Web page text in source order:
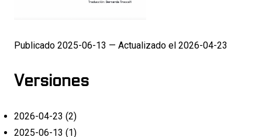
Publicado 2025-06-13 — Actualizado el 2026-04-23
Versiones
2026-04-23 (2)
2025-06-13 (1)